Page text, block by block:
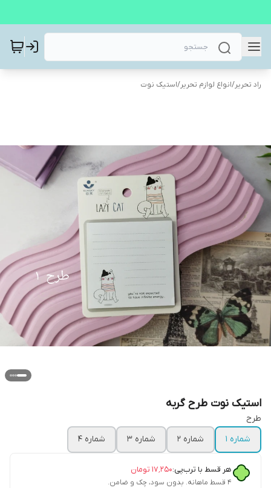
راد تحریر/انواع لوازم تحریر/استیک نوت
استیک نوت طرح گربه
طرح
شماره ۱
شماره ۲ شماره ۳ شماره ۴
هر قسط با ترب‌پی:۱۷٬۲۵۰ تومان
۴ قسط ماهانه. بدون سود، چک و ضامن.